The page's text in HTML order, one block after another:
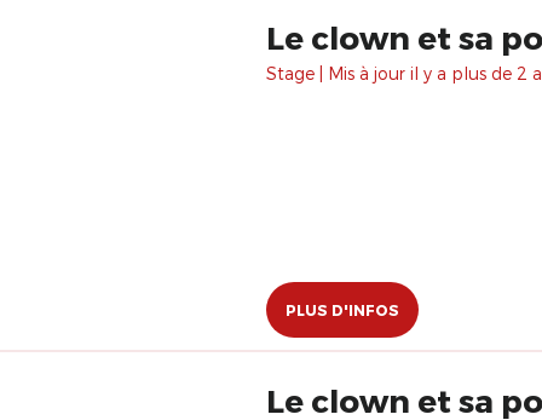
Le clown et sa
Stage | Mis à jour il y a plus de 2
PLUS D'INFOS
Le clown et sa